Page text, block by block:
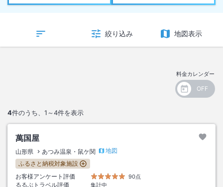
絞り込み 地図表示
料金カレンダー
4件のうち、 1～4件を表示
萬国屋
山形県 あつみ温泉・鼠ケ関
地図
ふるさと納税対象施設
お客様アンケート評価
90点
るるぶトラベル評価
集計中